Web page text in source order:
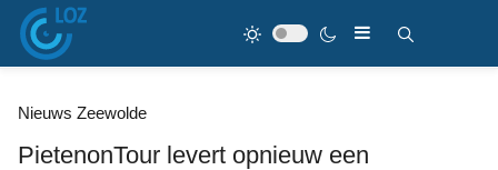
Nieuws Zeewolde
PietenonTour levert opnieuw een